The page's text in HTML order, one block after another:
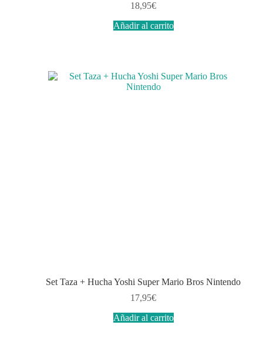
18,95€
Añadir al carrito
Set Taza + Hucha Yoshi Super Mario Bros Nintendo
17,95€
Añadir al carrito